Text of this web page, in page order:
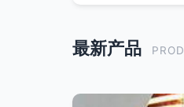
最新产品